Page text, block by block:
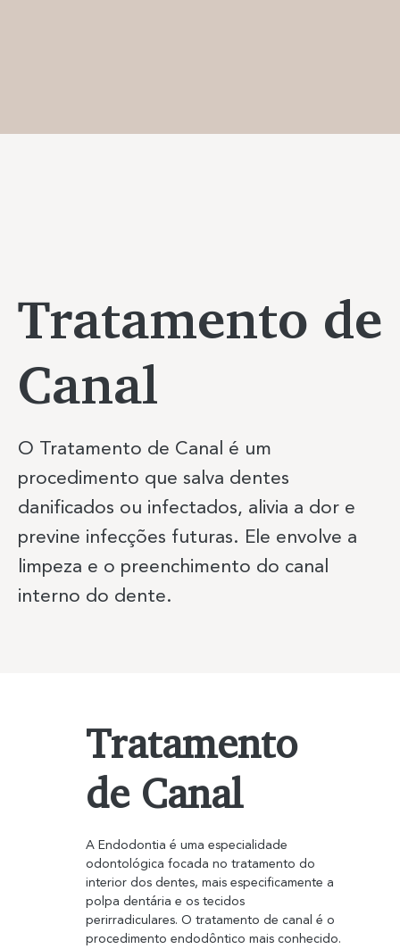
Previous Item Next Item
Tratamento de
Canal
O Tratamento de Canal é um
procedimento que salva dentes
danificados ou infectados, alivia a dor e
previne infecções futuras. Ele envolve a
limpeza e o preenchimento do canal
interno do dente.
A Endodontia é uma especialidade
odontológica focada no tratamento do
interior dos dentes, mais especificamente a
polpa dentária e os tecidos
perirradiculares. O tratamento de canal é o
procedimento endodôntico mais conhecido.
Tratamento
de Canal